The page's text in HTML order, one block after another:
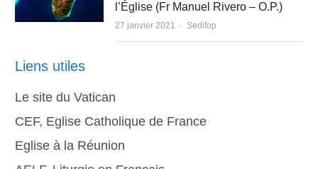
l’Église (Fr Manuel Rivero – O.P.)
27 janvier 2021 Author
Sedifop
Liens utiles
Le site du Vatican
CEF, Eglise Catholique de France
Eglise à la Réunion